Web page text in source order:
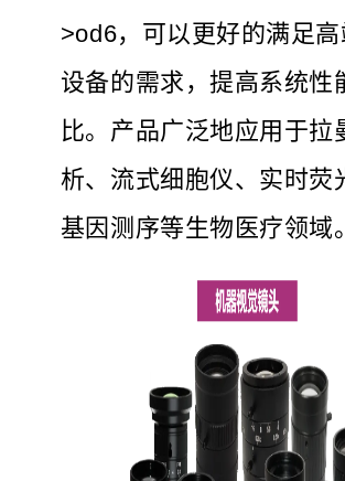
>od6，可以更好的满足
设备的需求，提高系统性
比。产品广泛地应用于拉
析、流式细胞仪、实时荧
基因测序等生物医疗领域。